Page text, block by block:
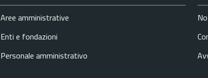
Aree amministrative
Enti e fondazioni
Personale amministrativo